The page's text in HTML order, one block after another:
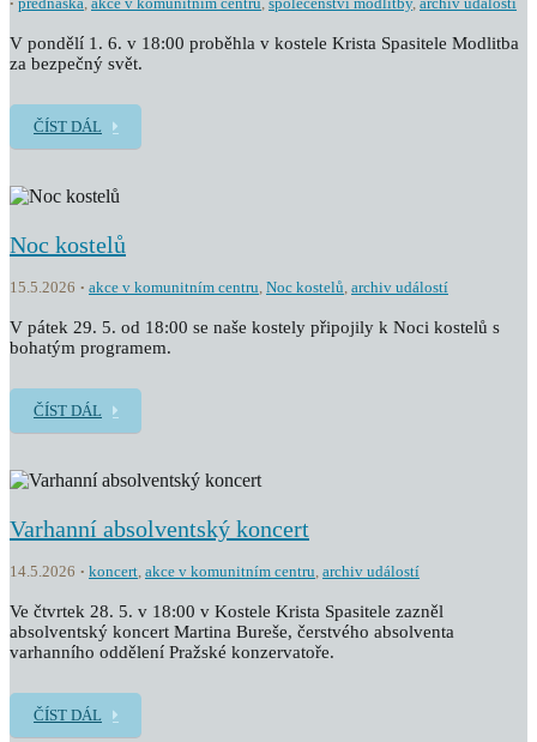
V pondělí 1. 6. v 18:00 proběhla v kostele Krista Spasitele Modlitba
za bezpečný svět.
ČÍST DÁL
Noc kostelů
15.5.2026 akce v komunitním centru, Noc kostelů, archiv událostí
V pátek 29. 5. od 18:00 se naše kostely připojily k Noci kostelů s
bohatým programem.
ČÍST DÁL
Varhanní absolventský koncert
14.5.2026 koncert, akce v komunitním centru, archiv událostí
Ve čtvrtek 28. 5. v 18:00 v Kostele Krista Spasitele zazněl
absolventský koncert Martina Bureše, čerstvého absolventa
varhanního oddělení Pražské konzervatoře.
ČÍST DÁL